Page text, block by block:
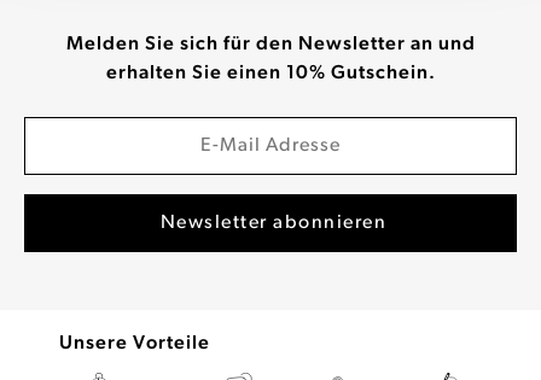
Melden Sie sich für den Newsletter an und
erhalten Sie einen 10% Gutschein.
Unsere Vorteile